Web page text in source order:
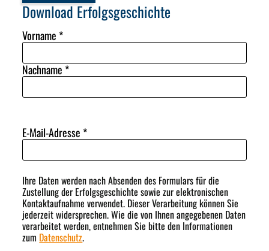
Download Erfolgsgeschichte
Vorname *
Nachname *
E-Mail-Adresse *
Ihre Daten werden nach Absenden des Formulars für die
Zustellung der Erfolgsgeschichte sowie zur elektronischen
Kontaktaufnahme verwendet. Dieser Verarbeitung können Sie
jederzeit widersprechen. Wie die von Ihnen angegebenen Daten
verarbeitet werden, entnehmen Sie bitte den Informationen
zum Datenschutz.